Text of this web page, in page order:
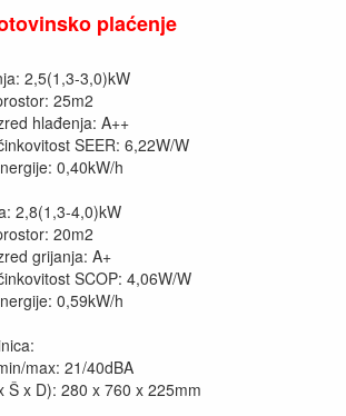
plaćenje
2,5(1,3-3,0)kW
25m2
hlađenja: A++
SEER: 6,22W/W
0,40kW/h
2,8(1,3-4,0)kW
20m2
grijanja: A+
SCOP: 4,06W/W
0,59kW/h
max: 21/40dBA
Š x D): 280 x 760 x 225mm